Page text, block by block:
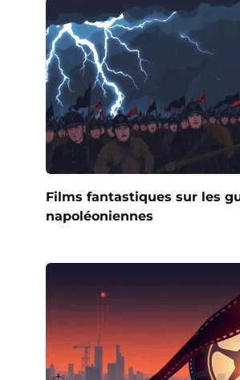
Films fantastiques sur les
napoléoniennes